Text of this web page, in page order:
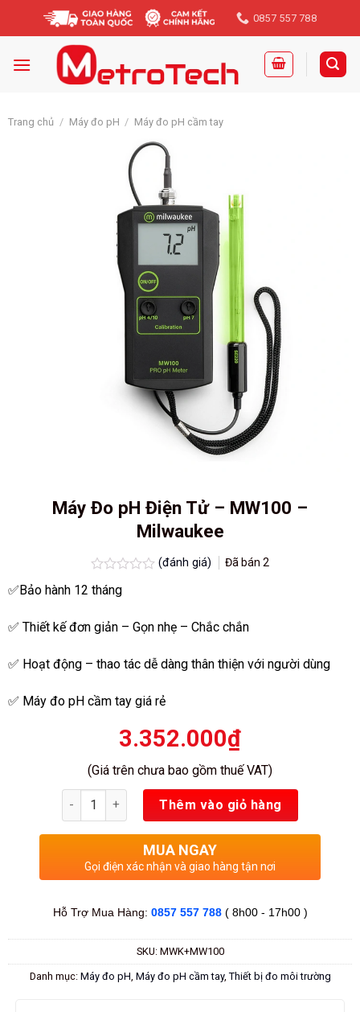
0857 557 788
Trang chủ / Máy đo pH / Máy đo pH cầm tay
Máy Đo pH Điện Tử – MW100 –
Milwaukee
Được
xếp
0.0
5
(đánh giá) Đã bán2
✅Bảo hành 12 tháng
✅ Thiết kế đơn giản – Gọn nhẹ – Chắc chắn
✅ Hoạt động – thao tác dễ dàng thân thiện với người dùng
✅ Máy đo pH cầm tay giá rẻ
3.352.000₫
(Giá trên chưa bao gồm thuế VAT)
Số lượng Thêm vào giỏ hàng
MUA NGAY
Gọi điện xác nhận và giao hàng tận nơi
Hỗ Trợ Mua Hàng: 0857 557 788 ( 8h00 - 17h00 )
SKU: MWK+MW100
Danh mục: Máy đo pH, Máy đo pH cầm tay, Thiết bị đo môi trường